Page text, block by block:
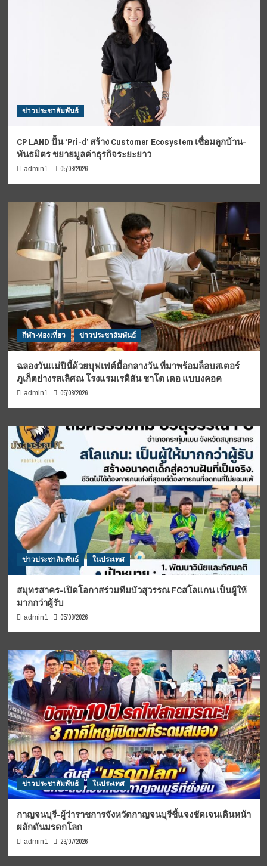
ข่าวประชาสัมพันธ์
CP LAND ปั้น ‘Pri-d’ สร้าง Customer Ecosystem เชื่อมลูกบ้าน-
พันธมิตร ขยายมูลค่าธุรกิจระยะยาว
admin1 05/08/2026
กีฬา-ท่องเที่ยว ข่าวประชาสัมพันธ์
ฉลองวันแม่ปีนี้ด้วยบุฟเฟต์มื้อกลางวัน ที่มาพร้อมล็อบสเตอร์
ภูเก็ตย่างรสเลิศณ โรงแรมเรดิสัน ชาโต เดอ แบบงคอค
admin1 05/08/2026
ข่าวประชาสัมพันธ์ ในประเทศ
สมุทรสาคร-เปิดโอกาสร่วมทีมบัวสุวรรณ FCสโลแกน เป็นผู้ให้
มากกว่าผู้รับ
admin1 05/08/2026
ข่าวประชาสัมพันธ์ ในประเทศ
กาญจนบุรี-ผู้ว่าราชการจังหวัดกาญจนบุรีชี้แจงชัดเจนเดินหน้า
ผลักดันมรดกโลก
admin1 23/07/2026